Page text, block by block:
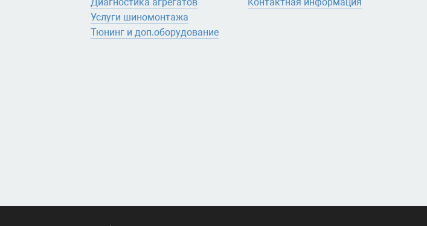
Услуги шиномонтажа
Тюнинг и доп.оборудование